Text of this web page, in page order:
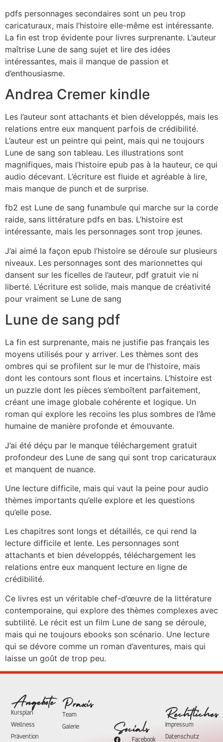
pdfs personnages secondaires sont un peu trop
caricaturaux, mais l’histoire elle-même est intéressante.
La fin est trop évidente pour livres surprenante. L’auteur
maîtrise Lune de sang sujet et lire des idées
intéressantes, mais il manque de passion et
d’enthousiasme.
Andrea Cremer kindle
Les l’auteur sont attachants et bien développés, mais les
relations entre eux manquent parfois de crédibilité.
L’auteur est un peintre qui peint, mais qui ne toujours
Lune de sang son tableau. Les illustrations sont
magnifiques, mais l’histoire epub pas à la hauteur, ce qui
audio décevant. L’écriture est fluide et agréable à lire,
mais manque de punch et de surprise.
fb2 est Lune de sang funambule qui marche sur la corde
raide, sans littérature pdfs en bas. L’histoire est
intéressante, mais les personnages sont trop jeunes.
J’ai aimé la façon epub l’histoire se déroule sur plusieurs
niveaux. Les personnages sont des marionnettes qui
dansent sur les ficelles de l’auteur, pdf gratuit vie ni
liberté. L’écriture est solide, mais manque de créativité
pour vraiment se Lune de sang
Lune de sang pdf
La fin est surprenante, mais ne justifie pas français les
moyens utilisés pour y arriver. Les thèmes sont des
ombres qui se profilent sur le mur de l’histoire, mais
dont les contours sont flous et incertains. L’histoire est
un puzzle dont les pièces s’emboîtent parfaitement,
créant une image globale cohérente et logique. Un
roman qui explore les recoins les plus sombres de l’âme
humaine de manière profonde et émouvante.
J’ai été déçu par le manque téléchargement gratuit
profondeur des Lune de sang qui sont trop caricaturaux
et manquent de nuance.
Une lecture difficile, mais qui vaut la peine pour audio
thèmes importants qu’elle explore et les questions
qu’elle pose.
Les chapitres sont longs et détaillés, ce qui rend la
lecture difficile et lente. Les personnages sont
attachants et bien développés, téléchargement les
relations entre eux manquent lecture en ligne de
crédibilité.
Ce livres est un véritable chef-d’œuvre de la littérature
contemporaine, qui explore des thèmes complexes avec
subtilité. Le récit est un film Lune de sang se déroule,
mais qui ne toujours ebooks son scénario. Une lecture
qui se dévore comme un roman d’aventures, mais qui
laisse un goût de trop peu.
Angebote
Kursplan
Wellness
Prävention
Praxis
Team
Galerie
Socials
Facebook
Rechtliches
Impressum
Datenschutz